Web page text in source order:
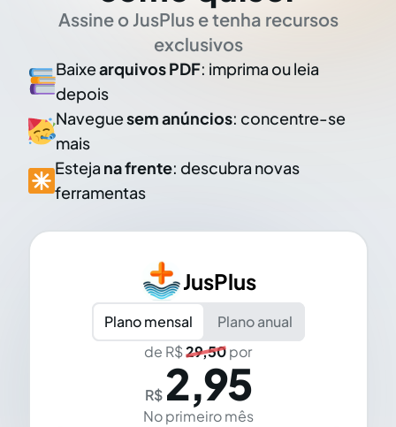
Assine o JusPlus e tenha recursos
exclusivos
Baixearquivos PDF: imprima ou leia
depois
Naveguesem anúncios: concentre-se
mais
Esteja na frente: descubra novas
ferramentas
JusPlus
Plano mensal
Plano anual
de R$29,50por
R$ 2,95
No primeiro mês